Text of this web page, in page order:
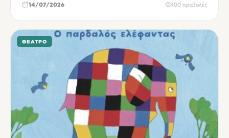
14/07/2026 100 προβολές
ΘΈΑΤΡΟ